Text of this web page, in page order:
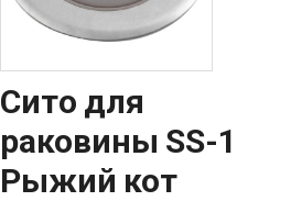
Сито для
раковины SS-1
Рыжий кот